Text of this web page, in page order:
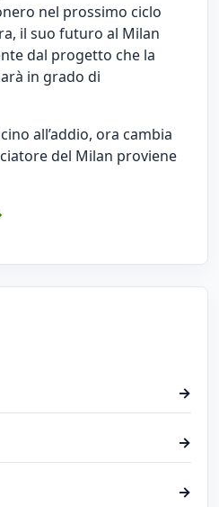
nel prossimo ciclo
il suo futuro al Milan
dal progetto che la
in grado di
all’addio, ora cambia
del Milan proviene
→
→
→